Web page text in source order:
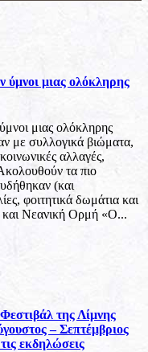
ύμνοι μιας ολόκληρης
μιας ολόκληρης
με συλλογικά βιώματα,
αλλαγές,
τα πιο
(και
φοιτητικά δωμάτια και
και Νεανική Ορμή «Ο...
της Λίμνης
– Σεπτέμβριος
εκδηλώσεις